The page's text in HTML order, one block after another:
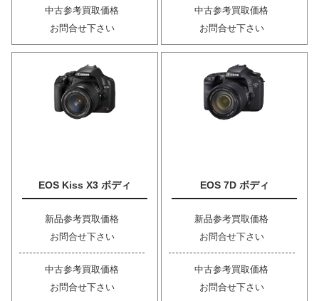
中古参考買取価格
お問合せ下さい
中古参考買取価格
お問合せ下さい
EOS Kiss X3 ボディ
新品参考買取価格
お問合せ下さい
中古参考買取価格
お問合せ下さい
EOS 7D ボディ
新品参考買取価格
お問合せ下さい
中古参考買取価格
お問合せ下さい